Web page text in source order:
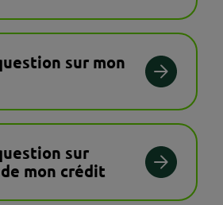
sur mon
sur
de mon crédit